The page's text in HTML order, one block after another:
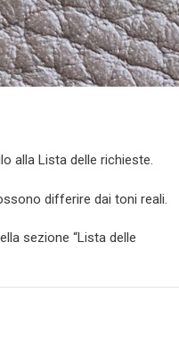
alla Lista delle richieste.
differire dai toni reali.
sezione “Lista delle